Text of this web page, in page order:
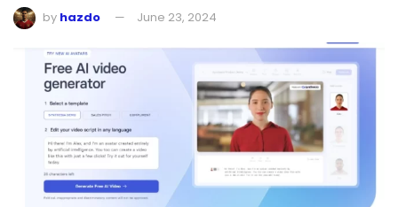
by hazdo June 23, 2024